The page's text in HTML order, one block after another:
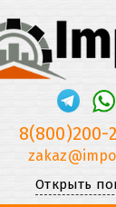
8(800)200-
Открыть